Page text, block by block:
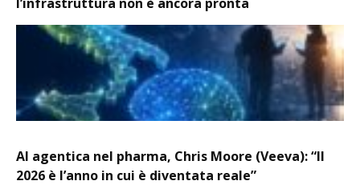
AI agentica nel pharma, Chris Moore (Veeva): “Il
2026 è l’anno in cui è diventata reale”